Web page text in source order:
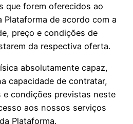
que forem oferecidos ao
Plataforma de acordo com a
preço e condições de
da respectiva oferta.
absolutamente capaz,
capacidade de contratar,
e condições previstas neste
aos nossos serviços
Plataforma.